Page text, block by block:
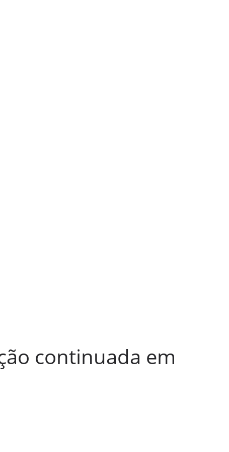
continuada em